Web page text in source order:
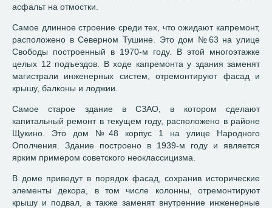
асфальт на отмостки.
Самое длинное строение среди тех, что ожидают капремонт,
расположено в Северном Тушине. Это дом №63 на улице
Свободы построенный в 1970-м году. В этой многоэтажке
целых 12 подъездов. В ходе капремонта у здания заменят
магистрали инженерных систем, отремонтируют фасад и
крышу, балконы и лоджии.
Самое старое здание в СЗАО, в котором сделают
капитальный ремонт в текущем году, расположено в районе
Щукино. Это дом №48 корпус 1 на улице Народного
Ополчения. Здание построено в 1939-м году и является
ярким примером советского неоклассицизма.
В доме приведут в порядок фасад, сохранив исторические
элементы декора, в том числе колонны, отремонтируют
крышу и подвал, а также заменят внутренние инженерные